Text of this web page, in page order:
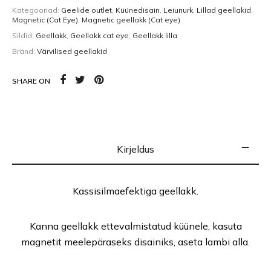
Kategooriad: Geelide outlet, Küünedisain, Leiunurk, Lillad geellakid,
Magnetic (Cat Eye), Magnetic geellakk (Cat eye)
Sildid: Geellakk, Geellakk cat eye, Geellakk lilla
Bränd: Värvilised geellakid
SHARE ON
Kirjeldus
Kassisilmaefektiga geellakk.
Kanna geellakk ettevalmistatud küünele, kasuta
magnetit meelepäraseks disainiks, aseta lambi alla.